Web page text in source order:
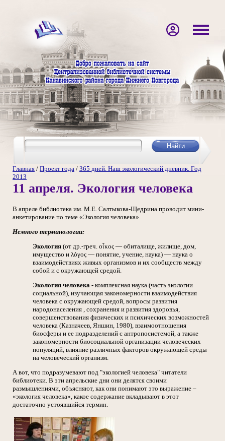
Главная / Проект года / 365 дней. Наш экологический дневник. Год
2013
11 апреля. Экология человека
В апреле библиотека им. М.Е. Салтыкова-Щедрина проводит мини-
анкетирование по теме «Экология человека».
Немного терминологии:
Экология (от др.-греч. οἶκος — обиталище, жилище, дом,
имущество и λόγος — понятие, учение, наука) — наука о
взаимодействиях живых организмов и их сообществ между
собой и с окружающей средой.
Экология человека - комплексная наука (часть экологии
социальной), изучающая закономерности взаимодействия
человека с окружающей средой, вопросы развития
народонаселения , сохранения и развития здоровья,
совершенствования физических и психических возможностей
человека (Казначеев, Яншин, 1980), взаимоотношения
биосферы и ее подразделений с антропосистемой, а также
закономерности биосоциальной организации человеческих
популяций, влияние различных факторов окружающей среды
на человеческий организм.
А вот, что подразумевают под "экологией человека" читатели
библиотеки. В эти апрельские дни они делятся своими
размышлениями, объясняют, как они понимают это выражение –
«экология человека», какое содержание вкладывают в этот
достаточно устоявшийся термин.